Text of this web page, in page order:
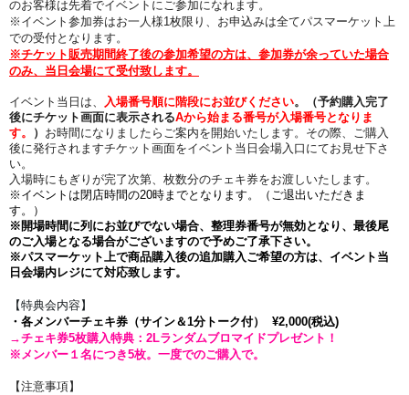
のお客様は先着でイベントにご参加になれます。
※イベント参加券はお一人様1枚限り、 お申込みは全てパスマーケット上
での受付となります。
※チケット販売期間終了後の参加希望の方は、参加券が余っていた場合
のみ、当日会場にて受付致します。
イベント当日は、 入場番号順に階段にお並びください。
（予約購入完了
後にチケット画面に表示されるAから始まる番号が入場番号となりま
す。
） お時間になりましたらご案内を開始いたします。その際、 ご購入
後に発行されますチケット画面をイベント当日会場入口にてお見せ下さ
い。
入場時にもぎりが完了次第、枚数分のチェキ券をお渡しいたします。
※ イベントは閉店時間の20時までとなります。（ご退出いただきま
す。）
※開場時間に列にお並びでない場合、整理券番号が無効となり、最後尾
のご入場となる場合がございますので予めご了承下さい。
※パスマーケット上で商品購入後の追加購入ご希望の方は、イベント当
日会場内レジにて対応致します。
【特典会内容】
・各メンバーチェキ券（サイン＆1分トーク付） ¥2,000(税込)
→チェキ券5枚購入特典：2Lランダムブロマイドプレゼント！
※メンバー１名につき5枚。一度でのご購入で。
【注意事項】